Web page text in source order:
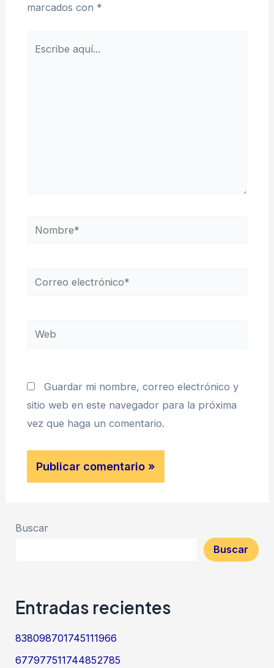
marcados con *
Nombre*
Correo
Web
Guardar mi nombre, correo electrónico y
sitio web en este navegador para la próxima
vez que haga un comentario.
Buscar
Buscar
Entradas recientes
838098701745111966
677977511744852785